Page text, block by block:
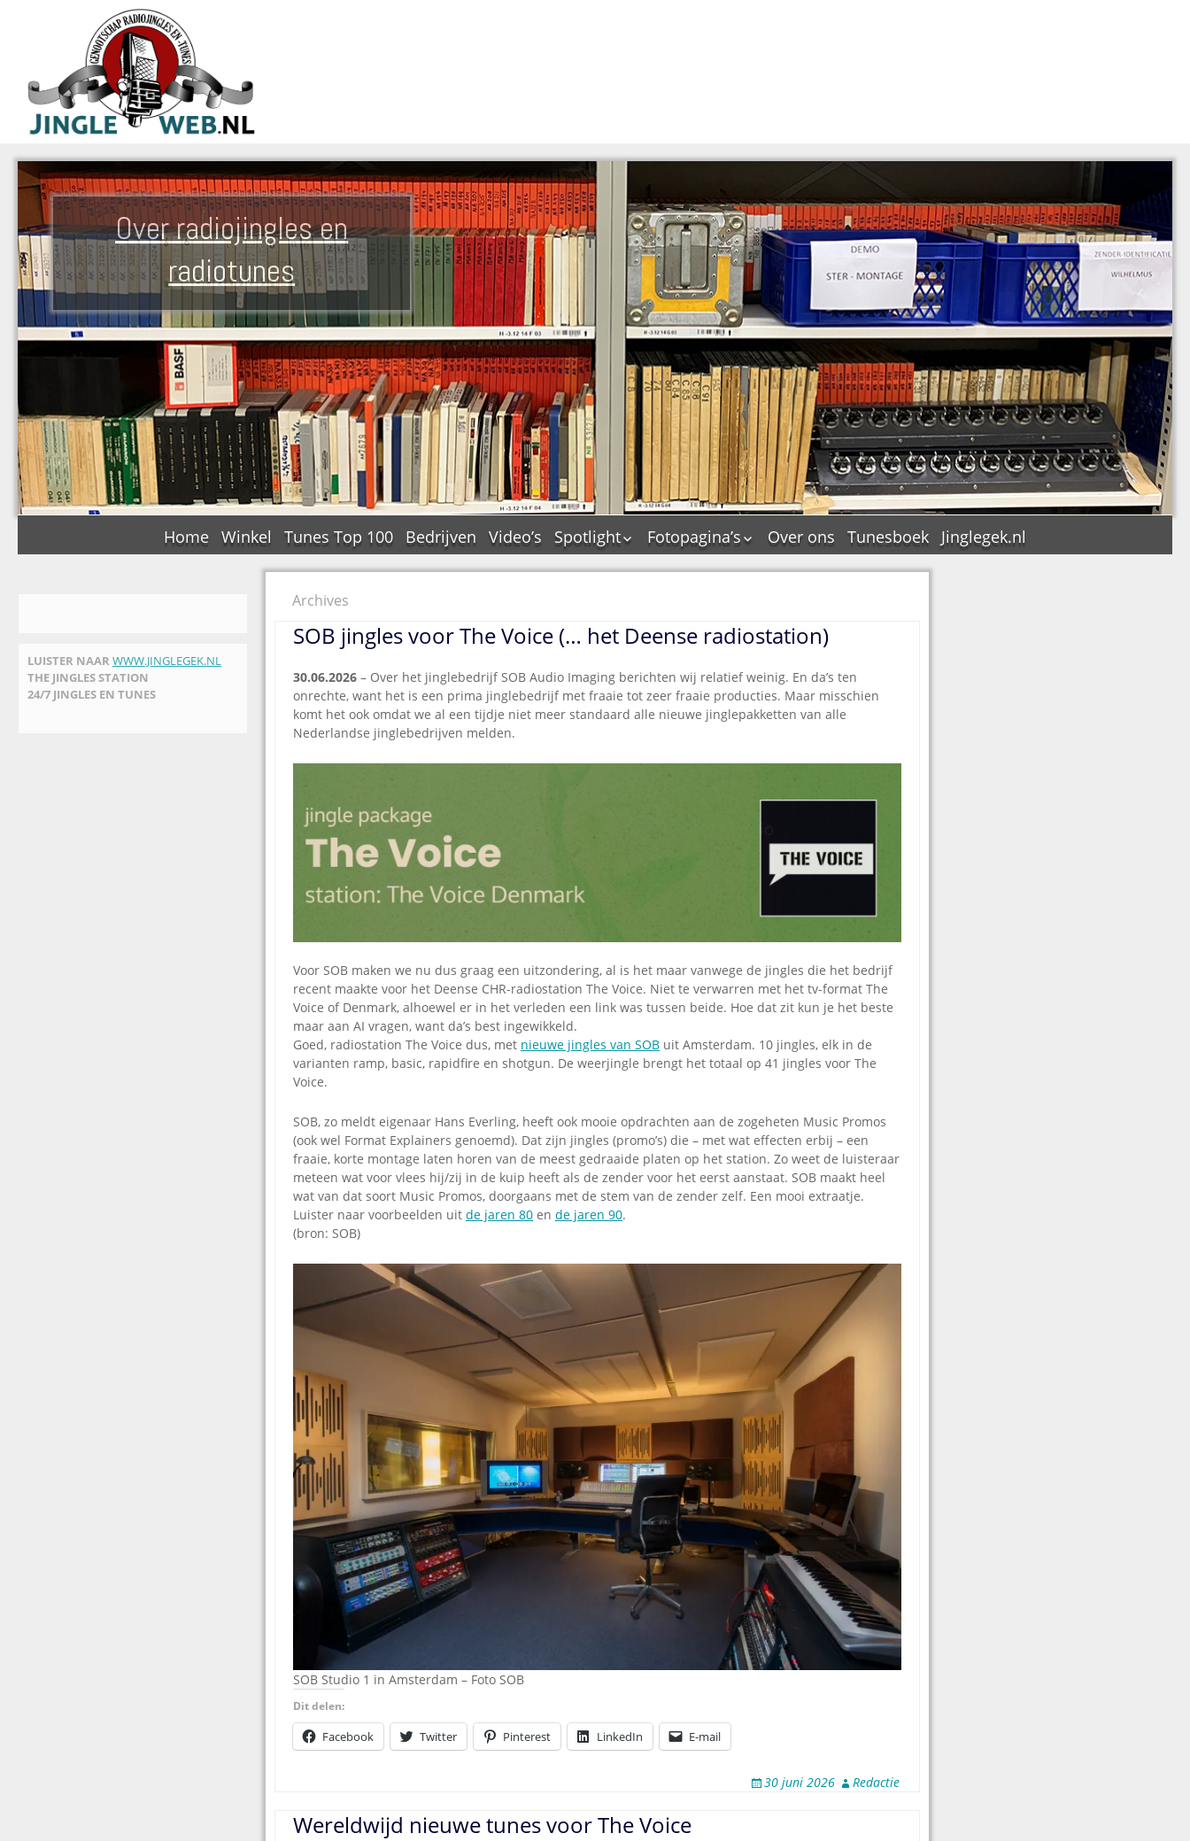
Over radiojingles en
radiotunes
Home Winkel Tunes Top 100 Bedrijven Video’s
Spotlight
De Tourflitsjingle –
tags
Dallas jingle city
De Tourtune
Ferry Maat 65
Ferry Maat interview
jinglecassette
Fotopagina’s
JAM in pictures
Pepper & Tanner in
Top Format in
pictures
Dik Voormekaar in
Over ons Tunesboek Jinglegek.nl
LUISTER NAAR WWW.JINGLEGEK.NL
THE JINGLES STATION
24/7 JINGLES EN TUNES
Archives
SOB jingles voor The Voice (… het Deense radiostation)
30.06.2026 – Over het jinglebedrijf SOB Audio Imaging berichten wij relatief weinig. En da’s ten
onrechte, want het is een prima jinglebedrijf met fraaie tot zeer fraaie producties. Maar misschien
komt het ook omdat we al een tijdje niet meer standaard alle nieuwe jinglepakketten van alle
Nederlandse jinglebedrijven melden.
Voor SOB maken we nu dus graag een uitzondering, al is het maar vanwege de jingles die het bedrijf
recent maakte voor het Deense CHR-radiostation The Voice. Niet te verwarren met het tv-format The
Voice of Denmark, alhoewel er in het verleden een link was tussen beide. Hoe dat zit kun je het beste
maar aan AI vragen, want da’s best ingewikkeld.
Goed, radiostation The Voice dus, met nieuwe jingles van SOB uit Amsterdam. 10 jingles, elk in de
varianten ramp, basic, rapidfire en shotgun. De weerjingle brengt het totaal op 41 jingles voor The
Voice.
SOB, zo meldt eigenaar Hans Everling, heeft ook mooie opdrachten aan de zogeheten Music Promos
(ook wel Format Explainers genoemd). Dat zijn jingles (promo’s) die – met wat effecten erbij – een
fraaie, korte montage laten horen van de meest gedraaide platen op het station. Zo weet de luisteraar
meteen wat voor vlees hij/zij in de kuip heeft als de zender voor het eerst aanstaat. SOB maakt heel
wat van dat soort Music Promos, doorgaans met de stem van de zender zelf. Een mooi extraatje.
Luister naar voorbeelden uit de jaren 80 en de jaren 90.
(bron: SOB)
SOB Studio 1 in Amsterdam – Foto SOB
Dit delen:
Facebook Twitter Pinterest LinkedIn E-mail
30 juni 2026 Redactie
Wereldwijd nieuwe tunes voor The Voice